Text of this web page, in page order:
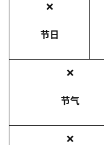
❌
节日
❌
节气
❌